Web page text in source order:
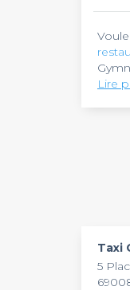
pas
une
Lire
Taxi
5